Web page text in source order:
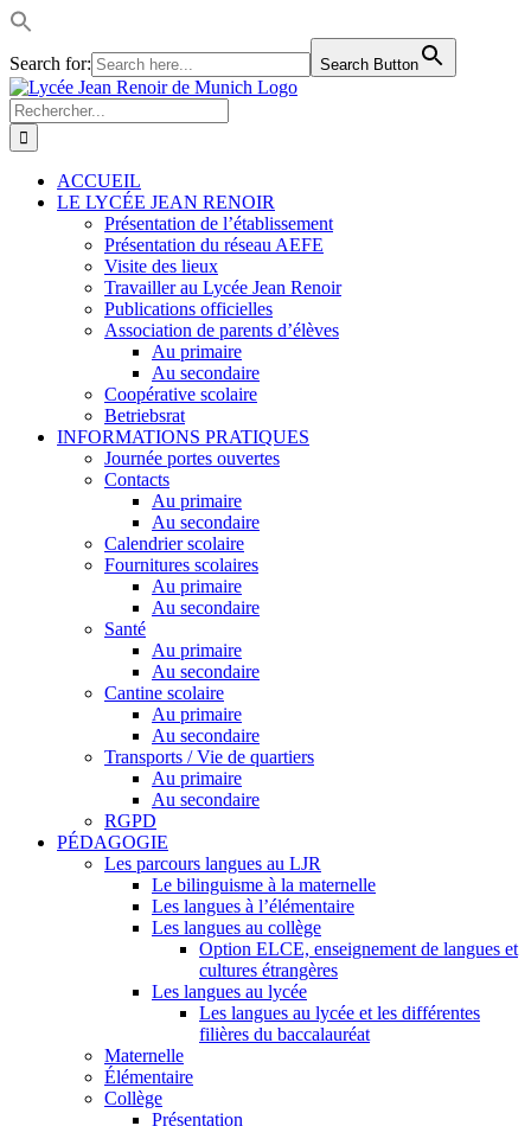
Search for: Search Button
Passer
au
contenu
LinkedIn
Facebook
Instagram
Rss
Rechercher:
ACCUEIL
LE LYCÉE JEAN RENOIR
Présentation de l’établissement
Présentation du réseau AEFE
Visite des lieux
Travailler au Lycée Jean Renoir
Publications officielles
Association de parents d’élèves
Au primaire
Au secondaire
Coopérative scolaire
Betriebsrat
INFORMATIONS PRATIQUES
Journée portes ouvertes
Contacts
Au primaire
Au secondaire
Calendrier scolaire
Fournitures scolaires
Au primaire
Au secondaire
Santé
Au primaire
Au secondaire
Cantine scolaire
Au primaire
Au secondaire
Transports / Vie de quartiers
Au primaire
Au secondaire
RGPD
PÉDAGOGIE
Les parcours langues au LJR
Le bilinguisme à la maternelle
Les langues à l’élémentaire
Les langues au collège
Option ELCE, enseignement de langues et
cultures étrangères
Les langues au lycée
Les langues au lycée et les différentes
filières du baccalauréat
Maternelle
Élémentaire
Collège
Présentation